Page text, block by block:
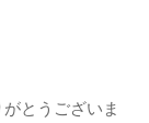
とうございま